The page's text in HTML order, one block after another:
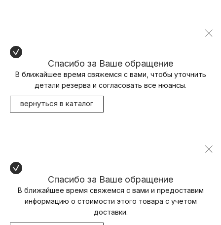
Спасибо за Ваше обращение
В ближайшее время свяжемся с вами, чтобы уточнить
детали резерва и согласовать все нюансы.
вернуться в каталог
Спасибо за Ваше обращение
В ближайшее время свяжемся с вами и предоставим
информацию о стоимости этого товара с учетом
доставки.